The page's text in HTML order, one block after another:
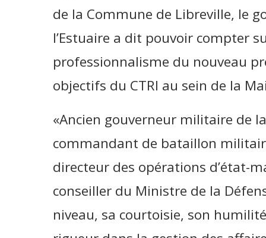
de la Commune de Libreville, le
l’Estuaire a dit pouvoir compter
professionnalisme du nouveau
objectifs du CTRI au sein de la
«Ancien gouverneur militaire de
commandant de bataillon
directeur des opérations d’état-
conseiller du Ministre de la
niveau, sa courtoisie, son